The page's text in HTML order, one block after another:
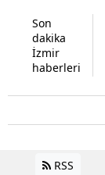
Son
dakika
İzmir
haberleri
RSS